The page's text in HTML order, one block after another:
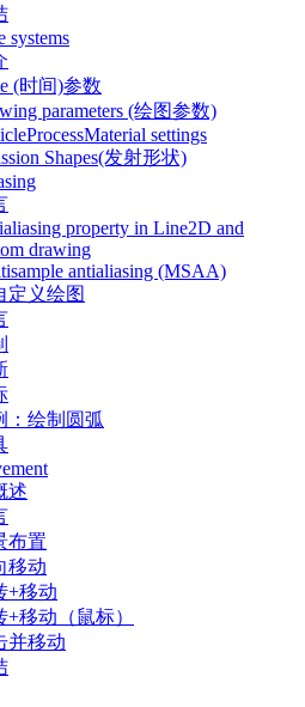
systems
(时间)参数
parameters (绘图参数)
settings
Shapes(发射形状)
property in Line2D and
drawing
antialiasing (MSAA)
定义绘图
：绘制圆弧
述
布置
移动
+移动
+移动（鼠标）
并移动